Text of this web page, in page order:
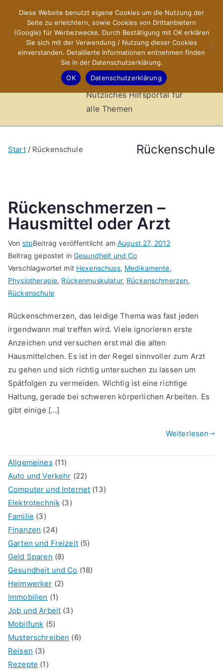
springen
X-Sites.de
–
Hilfsportal
Nützliches Hilfsportal für
alle Themen
Rückenschule
Start Rückenschule
Rückenschmerzen –
Hausmittel oder Arzt
Von stpBeitrag veröffentlicht am August 27, 2012
Beitrag gepostet inGesundheit und Co
Verschlagwortet mit Hexenschuss, Medikamente,
Physiotherapie, Rückenmuskulatur, Rückenschmerzen,
Rückenschule
Rückenschmerzen, das leidige Thema was fast jeden
irgendwann mal treffen wird. Viele ignorieren erste
Anzeichen und versuchen erst mal die alten
Hausmittelchen. Es ist in der Regel sinnvoller zum Arzt
zu gehen und sich richtig untersuchen zu lassen um
Spätfolgen zu vermeiden. Wichtig ist eine richtige
Haltung, gerade bei schweren körperlichen Arbeiten. Es
gibt einige […]
Weiterlesen
Allgemeines (11)
Auto und Verkehr (22)
Computer und Internet (13)
Elektrotechnik (3)
Familie (3)
Finanzen (24)
Garten und Freizeit(5)
Geld Sparen (8)
Gesundheit und Co (18)
Heimwerker (2)
Immobilien (1)
Job und Arbeit (3)
Mobilfunk (5)
Musterschreiben (6)
Reisen (3)
Rezepte (1)
Diese Website benutzt eigene Cookies um die Nutzung der
Seite zu erleichtern, sowie Cookies von Drittanbietern
(Google) für Werbezwecke. Durch Bestätigung mit OK erklären
Sie sich mit der Verwendung / Nutzung dieser Cookies
einverstanden. Detaillierte Informationen entnehmen finden
Sie in der Datenschutzerklärung.
OK
Datenschutzerklärung